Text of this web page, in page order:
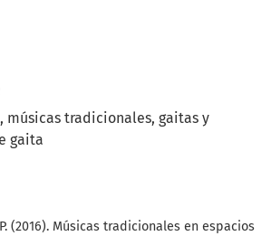
músicas tradicionales gaitas y
gaita
(2016). Músicas tradicionales en espacios